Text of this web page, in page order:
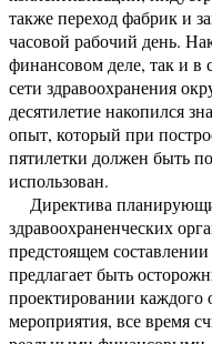
также переход фабрик и
часовой рабочий день.
финансовом деле, так и в
сети здравоохранения
десятилетие накопился
опыт, который при
пятилетки должен быть
использован.
Директива
здравоохраненческих
предстоящем
предлагает быть
проектировании каждого
мероприятия, все время